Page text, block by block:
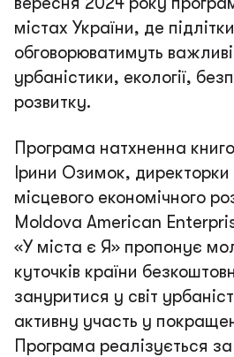
містах України, де підлітки
обговорюватимуть
урбаністики, екології,
розвитку.
Програма натхненна
Ірини Озимок,
місцевого економічного
Moldova American
«У міста є Я» пропонує
куточків країни
зануритися у світ
активну участь у
Програма реалізується